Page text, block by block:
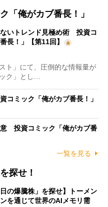
「俺がカブ番長！」
ないトレンド見極め術 投資コ
長！」【第11回】
ト」にて、圧倒的な情報量が
ク」とし…
ミック「俺がカブ番長！」
投資コミック「俺がカブ番
一覧を見る
探せ！
日の爆騰株」を探せ】トーメン
を通じて世界のAIメモリ需